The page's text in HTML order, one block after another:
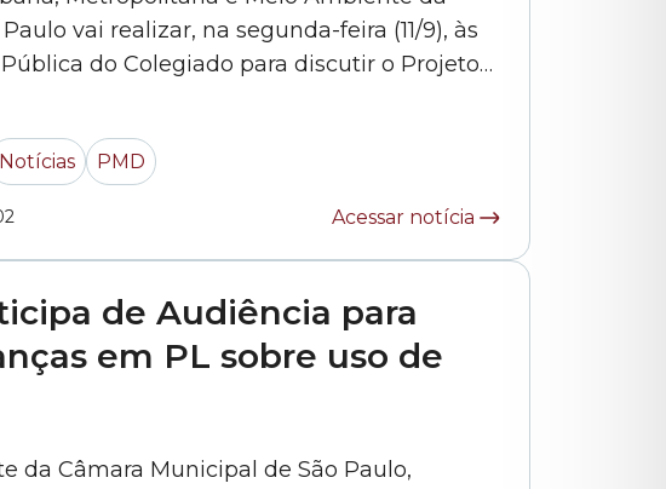
vai realizar, na segunda-feira (11/9), às
do Colegiado para discutir o Projeto
(8º andar). A proposta, aprovada em
Notícias PMD
Acessar notícia
de Audiência para
em PL sobre uso de
da Câmara Municipal de São Paulo,